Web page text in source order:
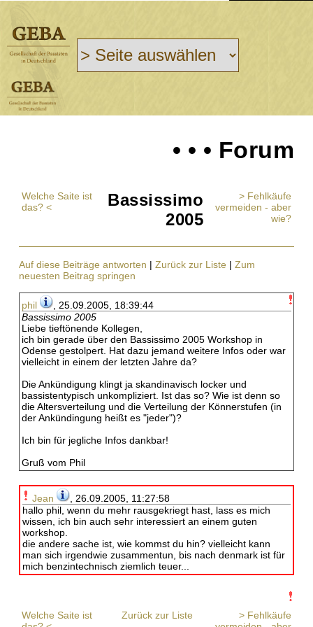
• • • Forum
Welche Saite ist
das? <
Bassissimo
2005
> Fehlkäufe
vermeiden - aber
wie?
Auf diese Beiträge antworten | Zurück zur Liste | Zum
neuesten Beitrag springen
phil
, 25.09.2005, 18:39:44
Bassissimo 2005
Liebe tieftönende Kollegen,
ich bin gerade über den Bassissimo 2005 Workshop in
Odense gestolpert. Hat dazu jemand weitere Infos oder war
vielleicht in einem der letzten Jahre da?
Die Ankündigung klingt ja skandinavisch locker und
bassistentypisch unkompliziert. Ist das so? Wie ist denn so
die Altersverteilung und die Verteilung der Könnerstufen (in
der Ankündingung heißt es "jeder")?
Ich bin für jegliche Infos dankbar!
Gruß vom Phil
Jean
, 26.09.2005, 11:27:58
hallo phil, wenn du mehr rausgekriegt hast, lass es mich
wissen, ich bin auch sehr interessiert an einem guten
workshop.
die andere sache ist, wie kommst du hin? vielleicht kann
man sich irgendwie zusammentun, bis nach denmark ist für
mich benzintechnisch ziemlich teuer...
Welche Saite ist
Zurück zur Liste
> Fehlkäufe